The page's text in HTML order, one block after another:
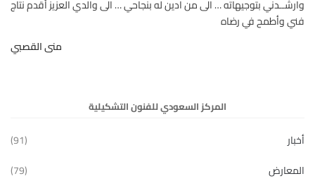
وارشــدني بتوجيهاته … الى من ادين له بنجاحي … الى والدي العزيز أقدم نتاج
فني وأطمح في رضاه
منى القصبي
المركز السعودي للفنون التشكيلية
أخبار
(91)
المعارض
(79)